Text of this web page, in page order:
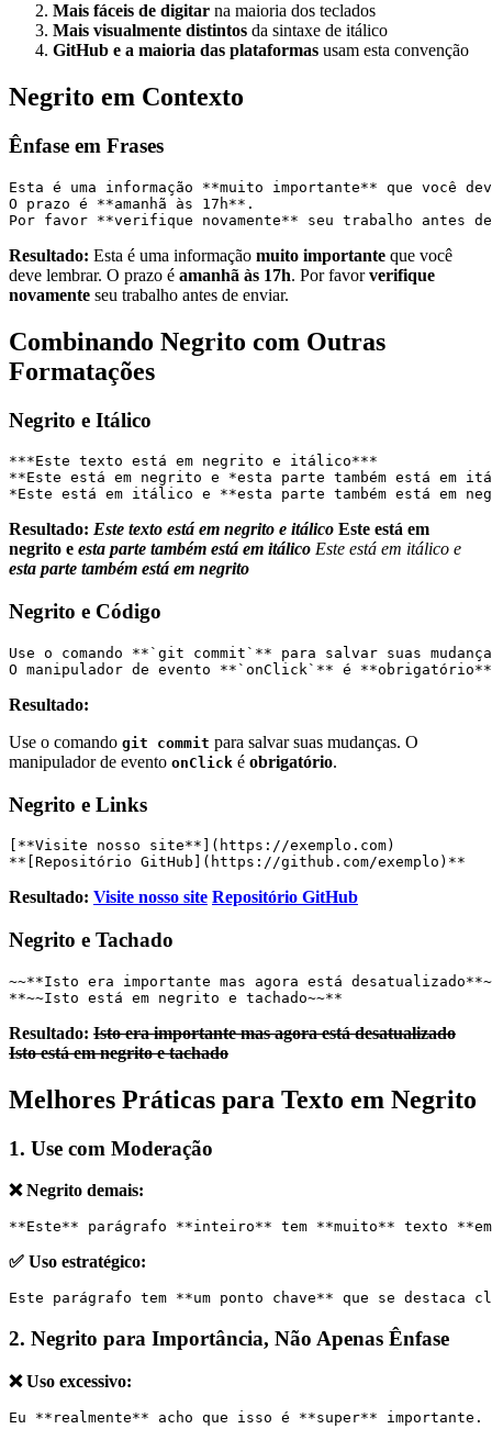
Mais fáceis de digitar na maioria dos teclados
Mais visualmente distintos da sintaxe de itálico
GitHub e a maioria das plataformas usam esta convenção
Negrito em Contexto
Ênfase em Frases
Esta é uma informação **muito importante** que você
O prazo é **amanhã às 17h**.
Por favor **verifique novamente** seu trabalho antes
Resultado: Esta é uma informação muito importante que você
deve lembrar. O prazo é amanhã às 17h. Por favorverifique
novamente seu trabalho antes de enviar.
Combinando Negrito com Outras
Formatações
Negrito e Itálico
***Este texto está em negrito e itálico***
**Este está em negrito e *esta parte também está em
*Este está em itálico e **esta parte também está em
Resultado: Este texto está em negrito e itálico Este está em
negrito e esta parte também está em itálico Este está em itálico e
esta parte também está em negrito
Negrito e Código
Use o comando **`git commit`** para salvar suas
O manipulador de evento **`onClick`** é
Resultado:
Use o comando git commit para salvar suas mudanças. O
manipulador de evento onClick é obrigatório.
Negrito e Links
[**Visite nosso site**](https://exemplo.com)
**[Repositório GitHub](https://github.com/exemplo)**
Resultado: Visite nosso site Repositório GitHub
Negrito e Tachado
~~**Isto era importante mas agora está
**~~Isto está em negrito e tachado~~**
Resultado: Isto era importante mas agora está desatualizado
Isto está em negrito e tachado
Melhores Práticas para Texto em Negrito
1. Use com Moderação
❌ Negrito demais:
**Este** parágrafo **inteiro** tem **muito** texto
✅ Uso estratégico:
Este parágrafo tem **um ponto chave** que se destaca
2. Negrito para Importância, Não Apenas Ênfase
❌ Uso excessivo:
Eu **realmente** acho que isso é **super** importante.